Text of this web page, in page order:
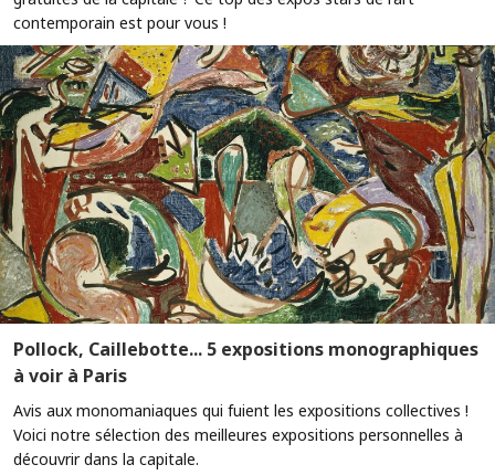
contemporain est pour vous !
Pollock, Caillebotte... 5 expositions monographiques
à voir à Paris
Avis aux monomaniaques qui fuient les expositions collectives !
Voici notre sélection des meilleures expositions personnelles à
découvrir dans la capitale.